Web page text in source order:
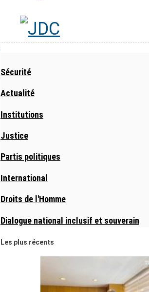
Sécurité
Actualité
Institutions
Justice
Partis politiques
International
Droits de l'Homme
Dialogue national inclusif et souverain
Les plus récents